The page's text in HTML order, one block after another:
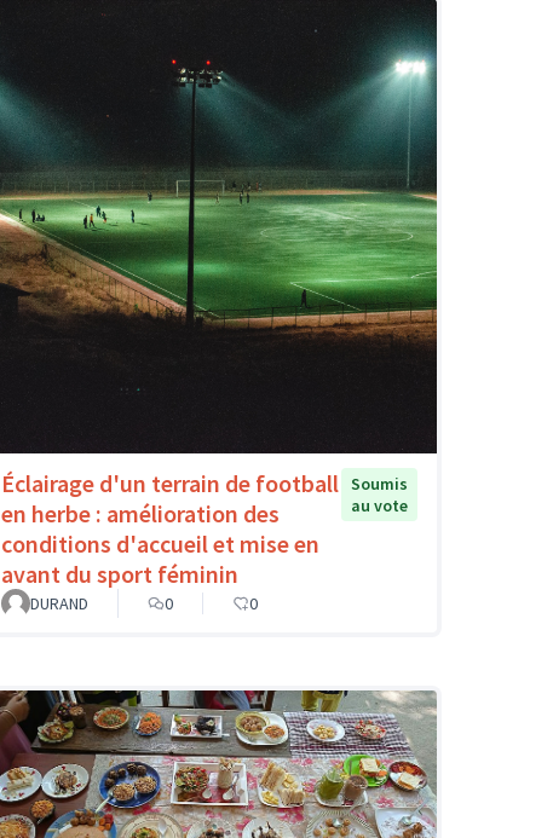
Éclairage d'un terrain de football
en herbe : amélioration des
conditions d'accueil et mise en
avant du sport féminin
Soumis
au vote
DURAND 0 0